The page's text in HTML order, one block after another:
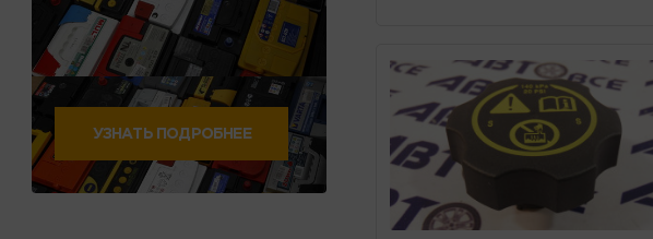
УЗНАТЬ ПОДРОБНЕЕ